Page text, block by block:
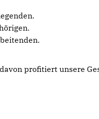
profitiert unsere